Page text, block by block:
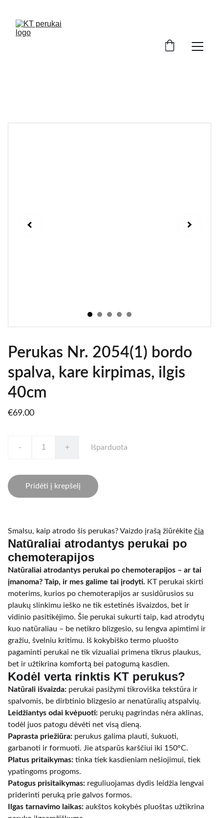
Perukas Nr. 2054(1) bordo
spalva, kare kirpimas, ilgis
40cm
€69.00
- + Išparduota
Pridėti į krepšelį
Smalsu, kaip atrodo šis perukas? Vaizdo įrašą žiūrėkite čia
Natūraliai atrodantys perukai po
chemoterapijos
Natūraliai atrodantys perukai po chemoterapijos – ar tai
įmanoma? Taip, ir mes galime tai įrodyti. KT perukai skirti
moterims, kurios po chemoterapijos ar susidūrusios su
plaukų slinkimu ieško ne tik estetinės išvaizdos, bet ir
vidinio pasitikėjimo. Šie perukai sukurti taip, kad atrodytų
kuo natūraliau – be netikro blizgesio, su lengva apimtimi ir
gražiu, švelniu kritimu. Iš kokybiško termo pluošto
pagaminti perukai ne tik vizualiai primena tikrus plaukus,
bet ir užtikrina komfortą bei patogumą kasdien.
Kodėl verta rinktis KT perukus?
Natūrali išvaizda: perukai pasižymi tikroviška tekstūra ir
spalvomis, be dirbtinio blizgesio ar nenatūralių atspalvių.
Leidžiantys odai kvėpuoti: perukų pagrindas nėra aklinas,
todėl juos patogu dėvėti net visą dieną.
Paprasta priežiūra: perukus galima plauti, šukuoti,
garbanoti ir formuoti. Jie atsparūs karščiui iki 150°C.
Platus pritaikymas: tinka tiek kasdieniam nešiojimui, tiek
ypatingoms progoms.
Patogus prisitaikymas: reguliuojamas dydis leidžia lengvai
priderinti peruką prie galvos formos.
Ilgas tarnavimo laikas: aukštos kokybės pluoštas užtikrina